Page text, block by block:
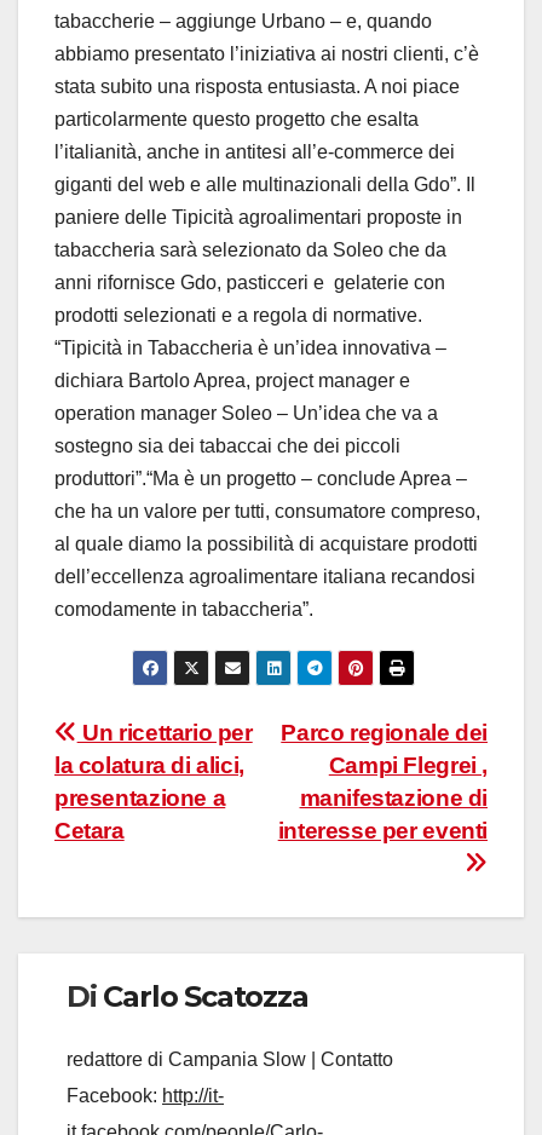
tabaccherie – aggiunge Urbano – e, quando
abbiamo presentato l’iniziativa ai nostri clienti, c’è
stata subito una risposta entusiasta. A noi piace
particolarmente questo progetto che esalta
l’italianità, anche in antitesi all’e-commerce dei
giganti del web e alle multinazionali della Gdo”. Il
paniere delle Tipicità agroalimentari proposte in
tabaccheria sarà selezionato da Soleo che da
anni rifornisce Gdo, pasticceri e gelaterie con
prodotti selezionati e a regola di normative.
“Tipicità in Tabaccheria è un’idea innovativa –
dichiara Bartolo Aprea, project manager e
operation manager Soleo – Un’idea che va a
sostegno sia dei tabaccai che dei piccoli
produttori”.“Ma è un progetto – conclude Aprea –
che ha un valore per tutti, consumatore compreso,
al quale diamo la possibilità di acquistare prodotti
dell’eccellenza agroalimentare italiana recandosi
comodamente in tabaccheria”.
Navigazione
articoli
Parco regionale dei
Campi Flegrei ,
manifestazione di
interesse per eventi
Un ricettario per
la colatura di alici,
presentazione a
Cetara
Di Carlo Scatozza
redattore di Campania Slow | Contatto
Facebook: http://it-